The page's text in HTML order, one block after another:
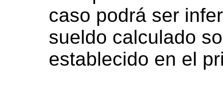
caso podrá ser
sueldo calculado
establecido en el